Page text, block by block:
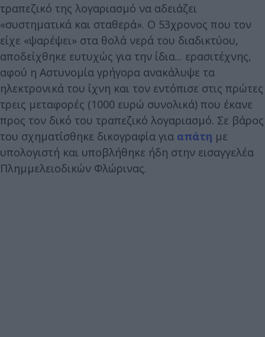
τραπεζικό της λογαριασμό να αδειάζει
«συστηματικά και σταθερά». Ο 53χρονος που τον
είχε «ψαρέψει» στα θολά νερά του διαδικτύου,
αποδείχθηκε ευτυχώς για την ίδια... ερασιτέχνης,
αφού η Αστυνομία γρήγορα ανακάλυψε τα
ηλεκτρονικά του ίχνη και τον εντόπισε στις πρώτες
τρεις μεταφορές (1000 ευρώ συνολικά) που έκανε
προς τον δικό του τραπεζικό λογαριασμό. Σε βάρος
του σχηματίσθηκε δικογραφία για απάτη με
υπολογιστή και υποβλήθηκε ήδη στην εισαγγελέα
Πλημμελειοδικών Φλώρινας.